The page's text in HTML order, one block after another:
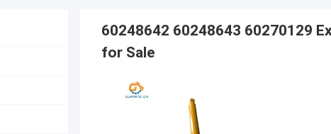
60248642 60248643 60270129
for Sale